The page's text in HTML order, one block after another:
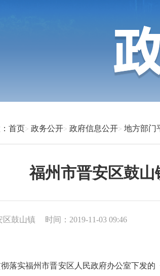
首页 政务公开 政府信息公开 地方部门
福州市晋安区鼓
区鼓山镇 时间：2019-11-03 09:46
实福州市晋安区人民政府办公室下发的《